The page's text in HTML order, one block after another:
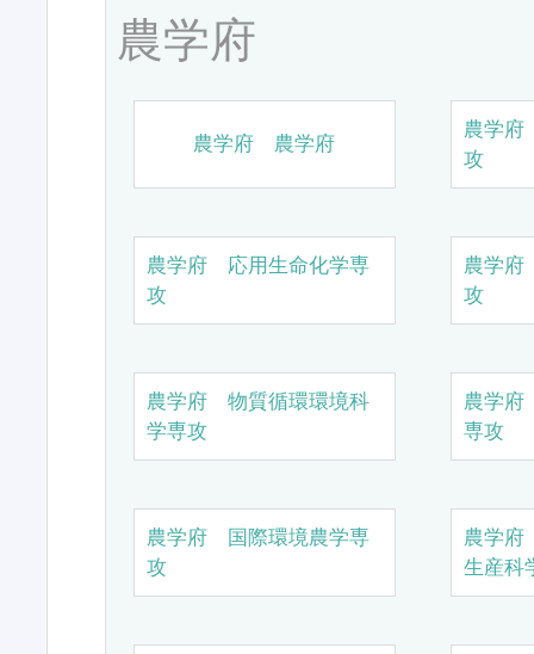
農学府
農学府 農学府
農学
攻
農学府 応用生命化学専
攻
農学
攻
農学府 物質循環環境科
学専攻
農学
専攻
農学府 国際環境農学専
攻
農学
生産科